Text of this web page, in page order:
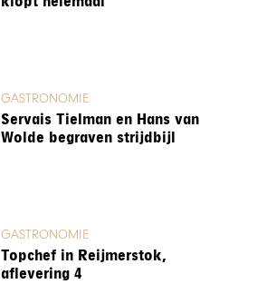
GASTRONOMIE
Servais Tielman en Hans van
Wolde begraven strijdbijl
GASTRONOMIE
Topchef in Reijmerstok,
aflevering 4